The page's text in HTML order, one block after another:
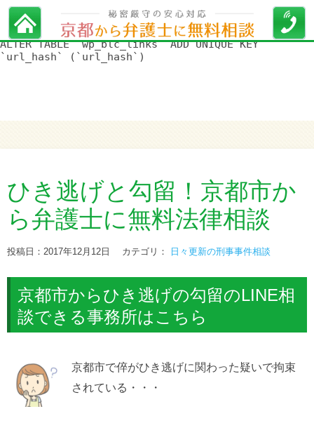
WordPress データベースエラー:[Duplicate entry '' for key
'url_hash']
ALTER TABLE `wp_blc_links` ADD UNIQUE KEY
`url_hash` (`url_hash`)
ひき逃げと勾留！京都市か
ら弁護士に無料法律相談
投稿日：2017年12月12日 カテゴリ： 日々更新の刑事事件相談
京都市からひき逃げの勾留のLINE相
談できる事務所はこちら
京都市で倅がひき逃げに関わった疑いで拘束
されている・・・